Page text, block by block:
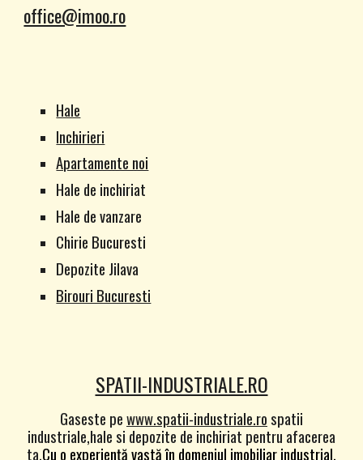
office@imoo.ro
Hale
Inchirieri
Apartamente noi
Hale de inchiriat
Hale de vanzare
Chirie Bucuresti
Depozite Jilava
Birouri Bucuresti
SPATII-INDUSTRIALE.RO
Gaseste pewww.spatii-industriale.rospatii
industriale,hale si depozite de inchiriat pentru afacerea
ta.Cu o experiență vastă în domeniul imobiliar industrial,